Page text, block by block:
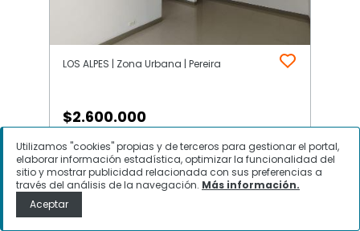
LOS ALPES | Zona Urbana | Pereira
$2.600.000
Apartamento en Arriendo, LOS
ALPES, Pereira
Utilizamos "cookies" propias y de terceros para gestionar el portal,
elaborar información estadística, optimizar la funcionalidad del
sitio y mostrar publicidad relacionada con sus preferencias a
través del análisis de la navegación. Más información.
Aceptar